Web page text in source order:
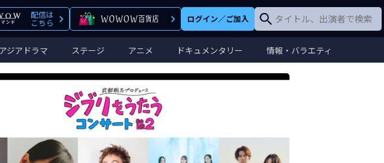
配信は
こちら ログイン／ご加入
アジアドラマ ステージ アニメ ドキュメンタリー 情報・バラエティ